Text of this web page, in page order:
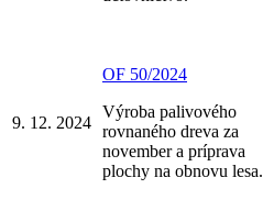
9. 12. 2024
OF 50/2024
Výroba palivového
rovnaného dreva za
november a príprava
plochy na obnovu lesa.